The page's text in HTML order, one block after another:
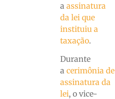
a assinatura
da lei que
instituiu a
taxação.
Durante
a cerimônia de
assinatura da
lei, o vice-